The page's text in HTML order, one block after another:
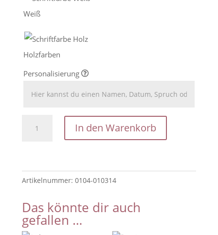
Weiß
Holzfarben
Personalisierung
Adventskalender
Motiv
4
Personalisiert
mit
Name
In den Warenkorb
Artikelnummer: 0104-010314
Das könnte dir auch
gefallen …